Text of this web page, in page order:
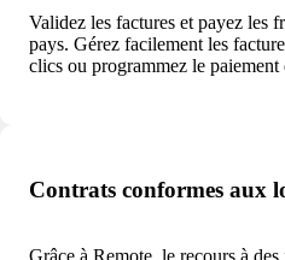
Validez les factures et payez les
pays. Gérez facilement les
clics ou programmez le paiement
Contrats conformes aux
Grâce à Remote, le recours à